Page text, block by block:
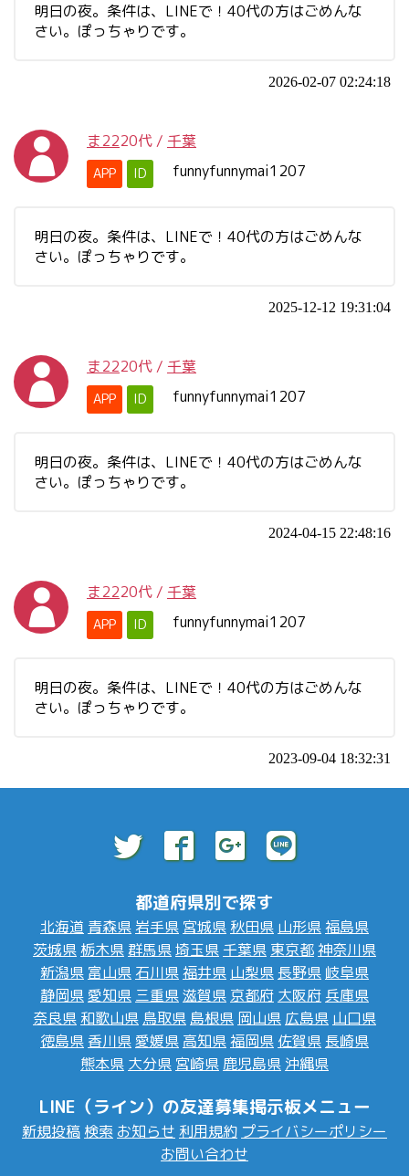
明日の夜。条件は、LINEで！40代の方はごめんな
さい。ぽっちゃりです。
2026-02-07 02:24:18
ま2220代 / 千葉
APP ID funnyfunnymai1207
明日の夜。条件は、LINEで！40代の方はごめんな
さい。ぽっちゃりです。
2025-12-12 19:31:04
ま2220代 / 千葉
APP ID funnyfunnymai1207
明日の夜。条件は、LINEで！40代の方はごめんな
さい。ぽっちゃりです。
2024-04-15 22:48:16
ま2220代 / 千葉
APP ID funnyfunnymai1207
明日の夜。条件は、LINEで！40代の方はごめんな
さい。ぽっちゃりです。
2023-09-04 18:32:31
都道府県別で探す
北海道 青森県 岩手県 宮城県 秋田県 山形県福島県
茨城県 栃木県群馬県埼玉県 千葉県 東京都神奈川県
新潟県 富山県 石川県福井県 山梨県 長野県 岐阜県
静岡県愛知県 三重県滋賀県 京都府 大阪府 兵庫県
奈良県 和歌山県 鳥取県 島根県 岡山県 広島県 山口県
徳島県 香川県愛媛県 高知県福岡県 佐賀県 長崎県
熊本県 大分県 宮崎県 鹿児島県 沖縄県
LINE（ライン）の友達募集掲示板メニュー
新規投稿 検索 お知らせ 利用規約 プライバシーポリシー
お問い合わせ